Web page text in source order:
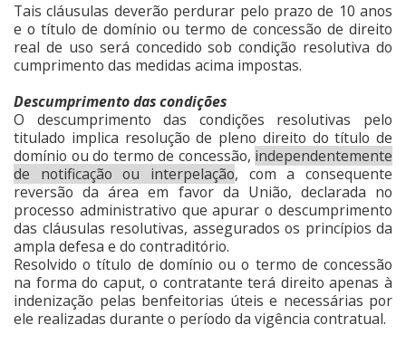
Tais cláusulas deverão perdurar pelo prazo de 10 anos
e o título de domínio ou termo de concessão de direito
real de uso será concedido sob condição resolutiva do
cumprimento das medidas acima impostas.
Descumprimento das condições
O descumprimento das condições resolutivas pelo
titulado implica resolução de pleno direito do título de
domínio ou do termo de concessão, independentemente
de notificação ou interpelação, com a consequente
reversão da área em favor da União, declarada no
processo administrativo que apurar o descumprimento
das cláusulas resolutivas, assegurados os princípios da
ampla defesa e do contraditório.
Resolvido o título de domínio ou o termo de concessão
na forma do caput, o contratante terá direito apenas à
indenização pelas benfeitorias úteis e necessárias por
ele realizadas durante o período da vigência contratual.